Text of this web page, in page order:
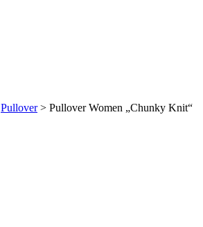
Pullover> Pullover Women „Chunky Knit“